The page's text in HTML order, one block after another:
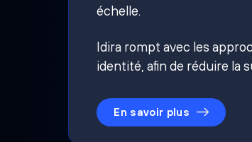
échelle.
Idira rompt avec les
identité, afin de réduire la
En savoir plus